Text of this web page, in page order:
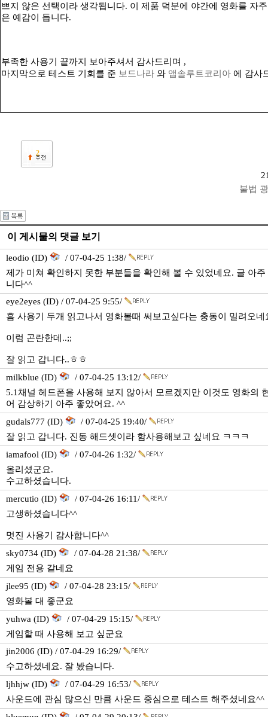
쁘지 않은 선택이라 생각됩니다. 이 제품 덕분에 야간에 영화를 자
은 예감이 듭니다.
부족한 사용기 끝까지 보아주셔서 감사드리며 ,
마지막으로 테스트 기회를 준 보드나라 와 앱솔루트코리아 에 감사
2
불법
이 게시물의 댓글 보기
leodio (ID)
/ 07-04-25 1:38/
제가 미쳐 확인하지 못한 부분들을 확인해 볼 수 있었네요. 글 아주
니다^^
eye2eyes (ID) / 07-04-25 9:55/
흠 사용기 두개 읽고나서 영화볼때 써보고싶다는 충동이 밀려오네
이럼 곤란한데..;;
잘 읽고 갑니다..ㅎㅎ
milkblue (ID)
/ 07-04-25 13:12/
5.1채널 헤드폰을 사용해 보지 않아서 모르겠지만 이것도 영화의
어 감상하기 아주 좋았어요. ^^
gudals777 (ID)
/ 07-04-25 19:40/
잘 읽고 갑니다. 진동 해드셋이라 함사용해보고 싶네요 ㅋㅋㅋ
iamafool (ID)
/ 07-04-26 1:32/
올리셨군요.
수고하셨습니다.
mercutio (ID)
/ 07-04-26 16:11/
고생하셨습니다^^
멋진 사용기 감사합니다^^
sky0734 (ID)
/ 07-04-28 21:38/
게임 전용 같네요
jlee95 (ID)
/ 07-04-28 23:15/
영화볼 대 좋군요
yuhwa (ID)
/ 07-04-29 15:15/
게임할 때 사용해 보고 싶군요
jin2006 (ID) / 07-04-29 16:29/
수고하셨네요. 잘 봤습니다.
ljhhjw (ID)
/ 07-04-29 16:53/
사운드에 관심 많으신 만큼 사운드 중심으로 테스트 해주셨네요^^